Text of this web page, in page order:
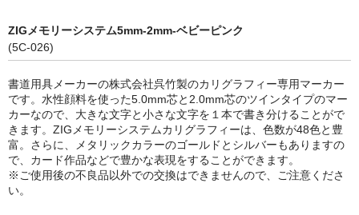
ZIGメモリーシステム5mm-2mm-ベビーピンク
(5C-026)
書道用具メーカーの株式会社呉竹製のカリグラフィー専用マーカー
です。水性顔料を使った5.0mm芯と2.0mm芯のツインタイプのマー
カーなので、大きな文字と小さな文字を１本で書き分けることがで
きます。ZIGメモリーシステムカリグラフィーは、色数が48色と豊
富。さらに、メタリックカラーのゴールドとシルバーもありますの
で、カード作品などで豊かな表現をすることができます。
※ご使用後の不良品以外での交換はできませんので、ご注意くださ
い。